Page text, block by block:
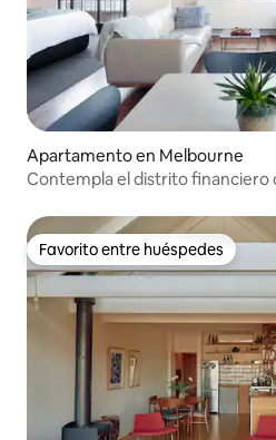
Apartamento en Melbourne
Contempla el distrito
Favorito entre huéspedes
Favorito entre huéspedes